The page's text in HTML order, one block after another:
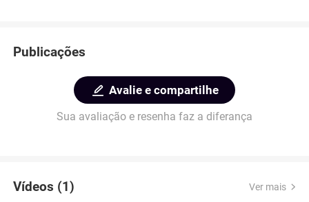
Publicações
Avalie e compartilhe
Sua avaliação e resenha faz a diferança
Vídeos (1) Ver mais